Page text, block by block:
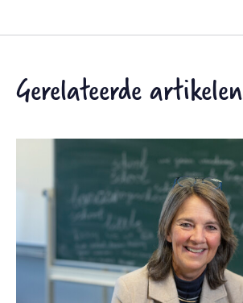
Gerelateerde artikelen